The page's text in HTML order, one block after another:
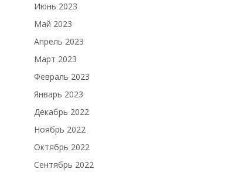
Июнь 2023
Май 2023
Апрель 2023
Март 2023
Февраль 2023
Январь 2023
Декабрь 2022
Ноябрь 2022
Октябрь 2022
Сентябрь 2022